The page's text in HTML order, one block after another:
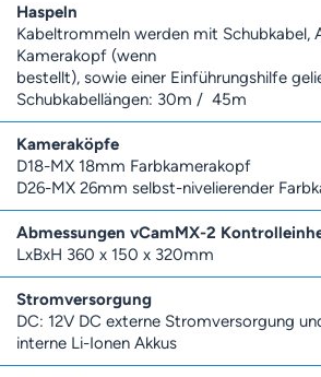
Haspeln
Kabeltrommeln werden mit Schubkabel,
Kamerakopf (wenn
bestellt), sowie einer Einführungshilfe
Schubkabellängen: 30m / 45m
Kameraköpfe
D18-MX 18mm Farbkamerakopf
D26-MX 26mm selbst-nivelierender
Abmessungen vCamMX-2
LxBxH 360 x 150 x 320mm
Stromversorgung
DC: 12V DC externe Stromversorgung
interne Li-Ionen Akkus